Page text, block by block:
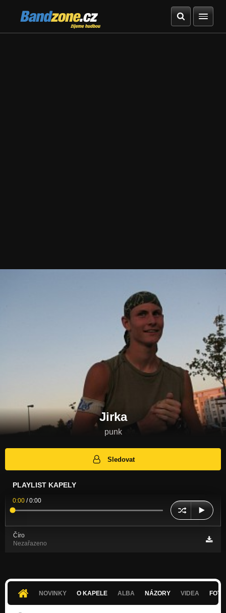
Bandzone.cz
žijeme hudbou
Jirka
punk
Sledovat
PLAYLIST KAPELY
0:00 /0:00
Číro
Nezařazeno
NOVINKY O KAPELE ALBA NÁZORY VIDEA